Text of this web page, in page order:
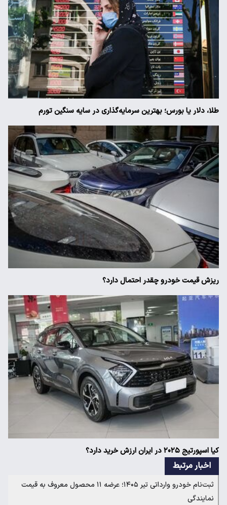
طلا، دلار یا بورس؛ بهترین سرمایه‌گذاری در سایه سنگین تورم
ریزش قیمت خودرو چقدر احتمال دارد؟
کیا اسپورتیج ۲۰۲۵ در ایران ارزش خرید دارد؟
اخبار مرتبط
ثبت‌نام خودرو وارداتی تیر ۱۴۰۵؛ عرضه ۱۱ محصول معروف به قیمت
نمایندگی